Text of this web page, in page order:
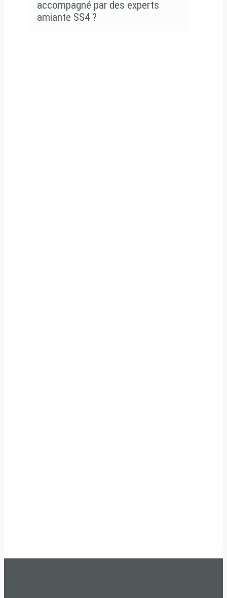
accompagné par des experts
amiante SS4 ?